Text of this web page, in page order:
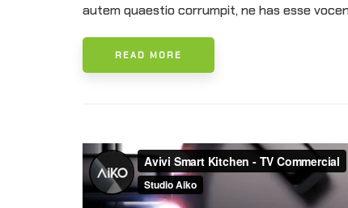
autem quaestio corrumpit, ne has esse
READ MORE